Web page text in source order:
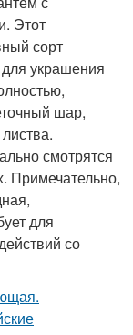
Этот
сорт
украшения
шар,
смотрятся
Примечательно,
для
со